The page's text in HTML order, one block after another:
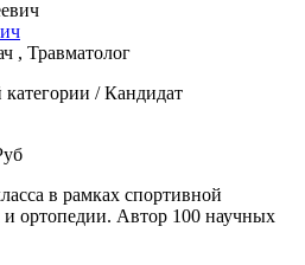
, Травматолог
/ Кандидат
в рамках спортивной
ортопедии. Автор 100 научных